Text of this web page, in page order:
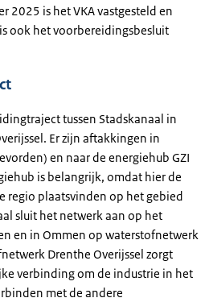
2025 is het VKA vastgesteld en
ook het voorbereidingsbesluit
tussen Stadskanaal in
Er zijn aftakkingen in
en naar de energiehub GZI
is belangrijk, omdat hier de
regio plaatsvinden op het gebied
sluit het netwerk aan op het
en in Ommen op waterstofnetwerk
Drenthe Overijssel zorgt
verbinding om de industrie in het
met de andere